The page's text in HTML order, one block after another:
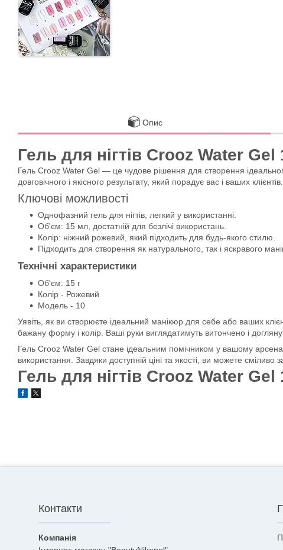
Опис
Гель для нігтів Crooz Water
Гель Crooz Water Gel — це чудове рішення для створення
довговічного і якісного результату, який порадує вас і ваших клієнтів.
Ключові можливості
Однофазний гель для нігтів, легкий у використанні.
Об'єм: 15 мл, достатній для безлічі використань.
Колір: ніжний рожевий, який підходить для будь-якого стилю.
Підходить для створення як натурального, так і яскравого
Технічні характеристики
Об'єм: 15 г
Колір - Рожевий
Модель - 10
Уявіть, як ви створюєте ідеальний манікюр для себе або ваших
бажану форму і колір. Ваші руки виглядатимуть витончено і
Гель Crooz Water Gel стане ідеальним помічником у вашому
використання. Завдяки доступній ціні та якості, ви можете
Гель для нігтів Crooz Water
Контакти